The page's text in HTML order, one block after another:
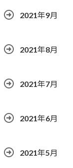
2021年9月
2021年8月
2021年7月
2021年6月
2021年5月